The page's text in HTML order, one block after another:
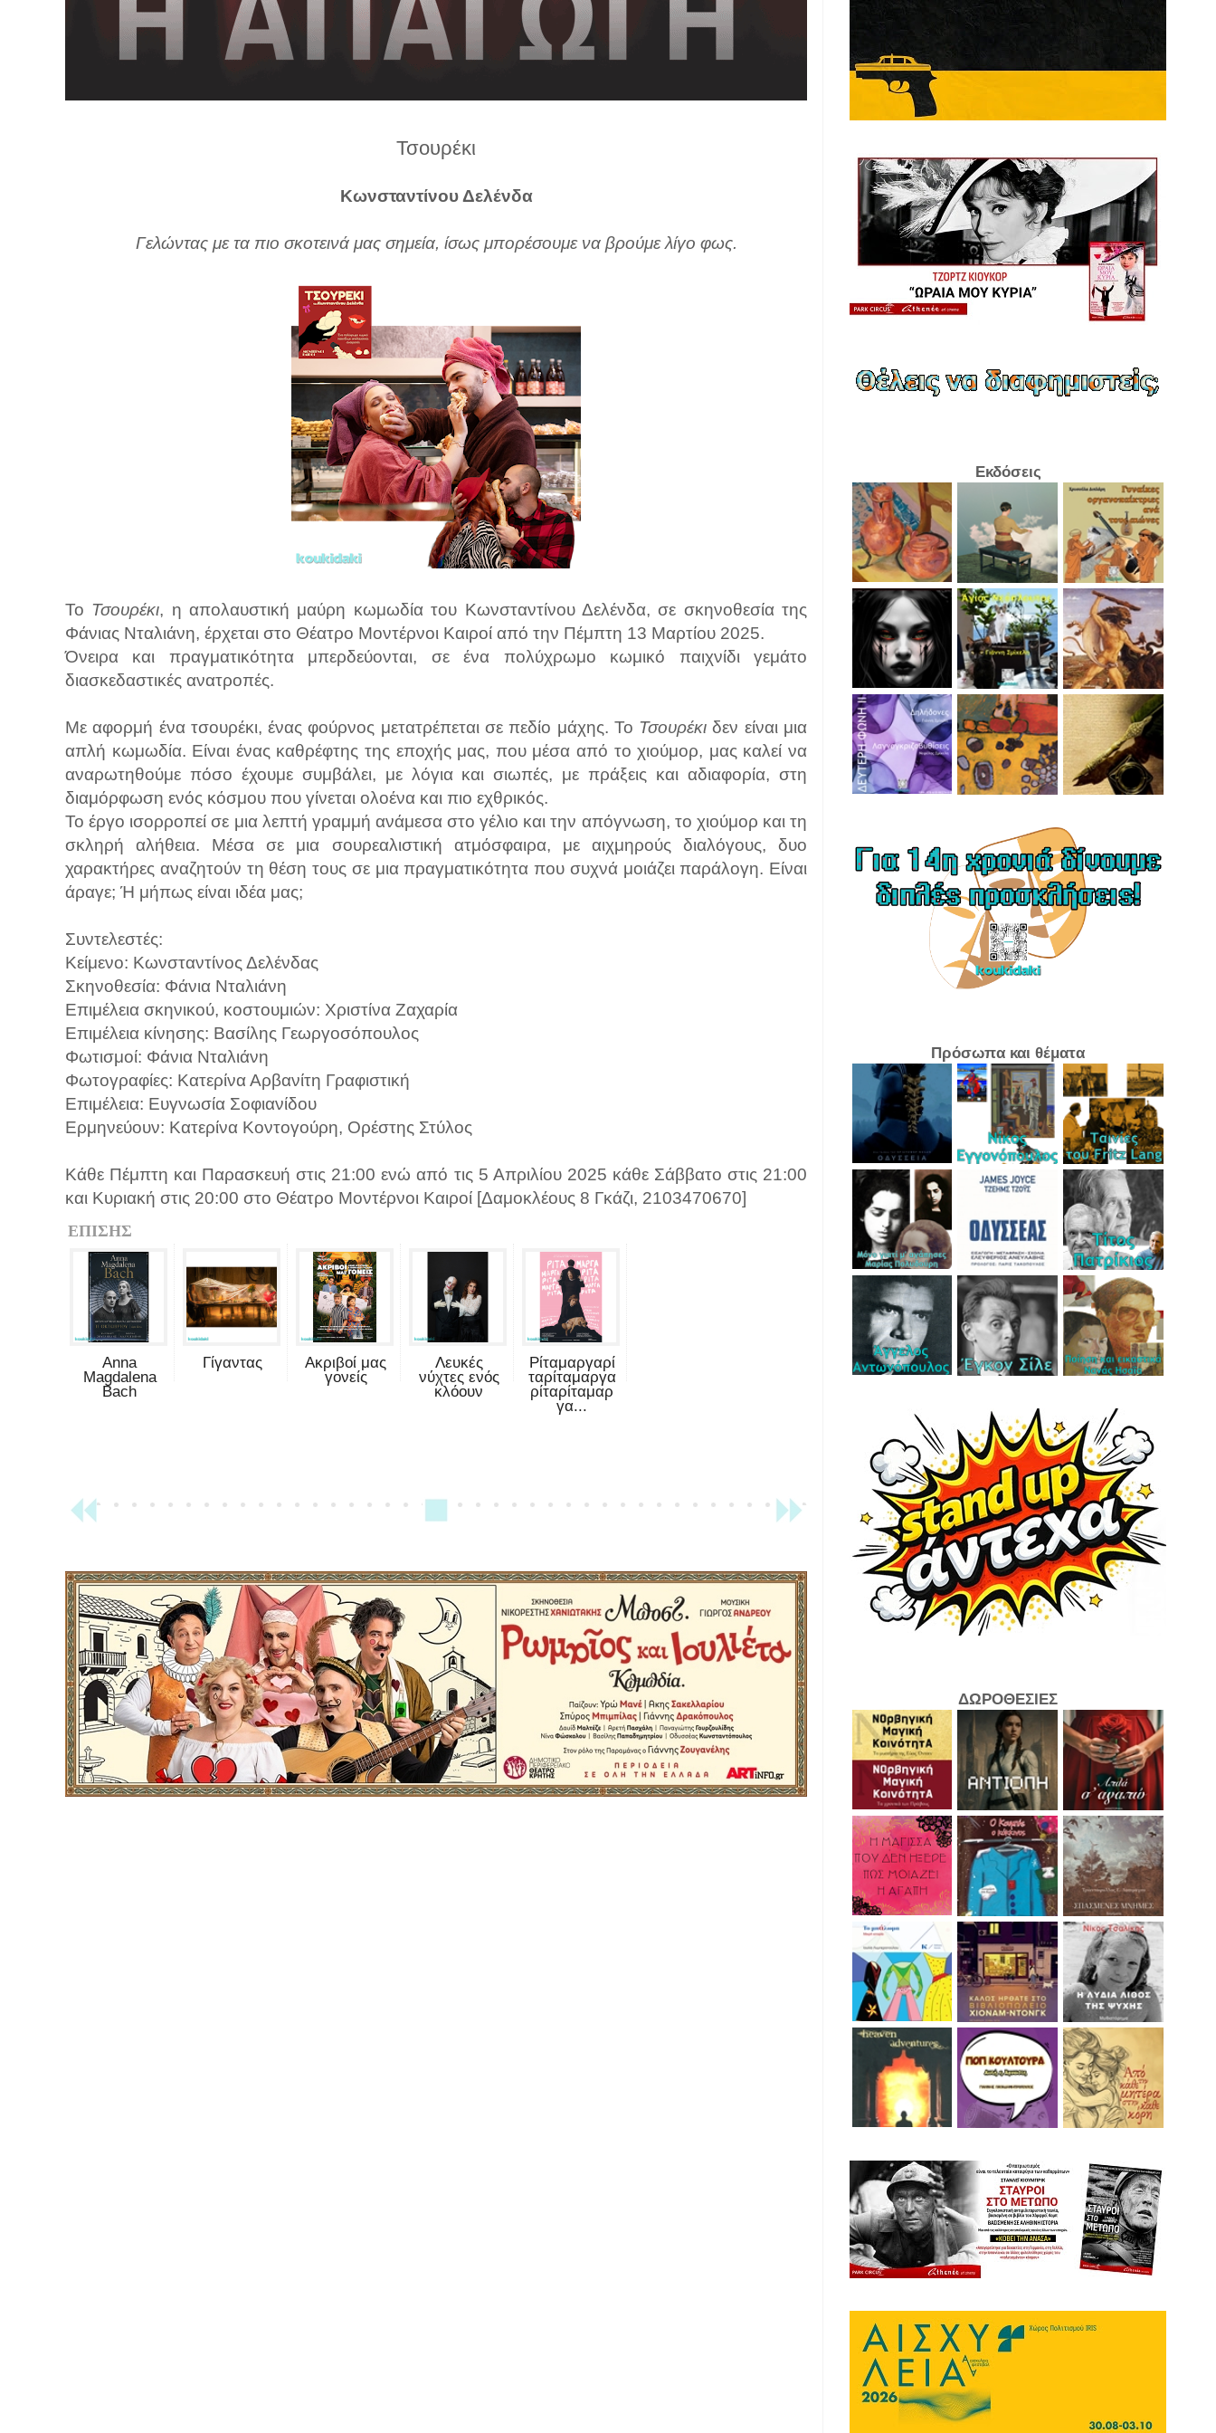
Τσουρέκι
Κωνσταντίνου Δελένδα
Γελώντας με τα πιο σκοτεινά μας σημεία, ίσως μπορέσουμε να βρούμε λίγο φως.
Το Τσουρέκι, η απολαυστική μαύρη κωμωδία του Κωνσταντίνου Δελένδα, σε σκηνοθεσία της
Φάνιας Νταλιάνη, έρχεται στο Θέατρο Μοντέρνοι Καιροί από την Πέμπτη 13 Μαρτίου 2025.
Όνειρα και πραγματικότητα μπερδεύονται, σε ένα πολύχρωμο κωμικό παιχνίδι γεμάτο
διασκεδαστικές ανατροπές.
Με αφορμή ένα τσουρέκι, ένας φούρνος μετατρέπεται σε πεδίο μάχης. Το Τσουρέκιδεν είναι μια
απλή κωμωδία. Είναι ένας καθρέφτης της εποχής μας, που μέσα από το χιούμορ, μας καλεί να
αναρωτηθούμε πόσο έχουμε συμβάλει, με λόγια και σιωπές, με πράξεις και αδιαφορία, στη
διαμόρφωση ενός κόσμου που γίνεται ολοένα και πιο εχθρικός.
Το έργο ισορροπεί σε μια λεπτή γραμμή ανάμεσα στο γέλιο και την απόγνωση, το χιούμορ και τη
σκληρή αλήθεια. Μέσα σε μια σουρεαλιστική ατμόσφαιρα, με αιχμηρούς διαλόγους, δυο
χαρακτήρες αναζητούν τη θέση τους σε μια πραγματικότητα που συχνά μοιάζει παράλογη. Είναι
άραγε; Ή μήπως είναι ιδέα μας;
Συντελεστές:
Κείμενο: Κωνσταντίνος Δελένδας
Σκηνοθεσία: Φάνια Νταλιάνη
Επιμέλεια σκηνικού, κοστουμιών: Χριστίνα Ζαχαρία
Επιμέλεια κίνησης: Βασίλης Γεωργοσόπουλος
Φωτισμοί: Φάνια Νταλιάνη
Φωτογραφίες: Κατερίνα Αρβανίτη Γραφιστική
Επιμέλεια: Ευγνωσία Σοφιανίδου
Ερμηνεύουν: Κατερίνα Κοντογούρη, Ορέστης Στύλος
Κάθε Πέμπτη και Παρασκευή στις 21:00 ενώ από τις 5 Απριλίου 2025 κάθε Σάββατο στις 21:00
και Κυριακή στις 20:00 στο Θέατρο Μοντέρνοι Καιροί [Δαμοκλέους 8 Γκάζι, 2103470670]
ΕΠΙΣΗΣ
Anna
Magdalena
Bach
Γίγαντας
Ακριβοί μας
γονείς
Λευκές
νύχτες ενός
κλόουν
Ρίταμαργαρί
ταρίταμαργα
ρίταρίταμαρ
γα...
Εκδόσεις
Πρόσωπα και θέματα
ΔΩΡΟΘΕΣΙΕΣ